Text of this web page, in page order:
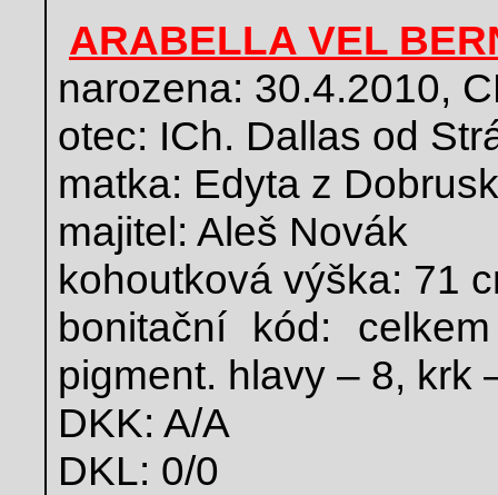
ARABELLA VEL
narozena: 30.4.2010,
otec: ICh. Dallas od
matka: Edyta z
majitel: Aleš Novák
kohoutková výška: 71
bonitační kód:
pigment. hlavy – 8, krk
DKK: A/A
DKL: 0/0